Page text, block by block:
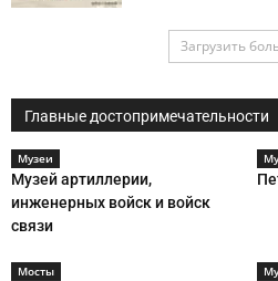
Загрузить
Главные достопримечательности
Музеи
Музей артиллерии,
инженерных войск и войск
связи
Мосты